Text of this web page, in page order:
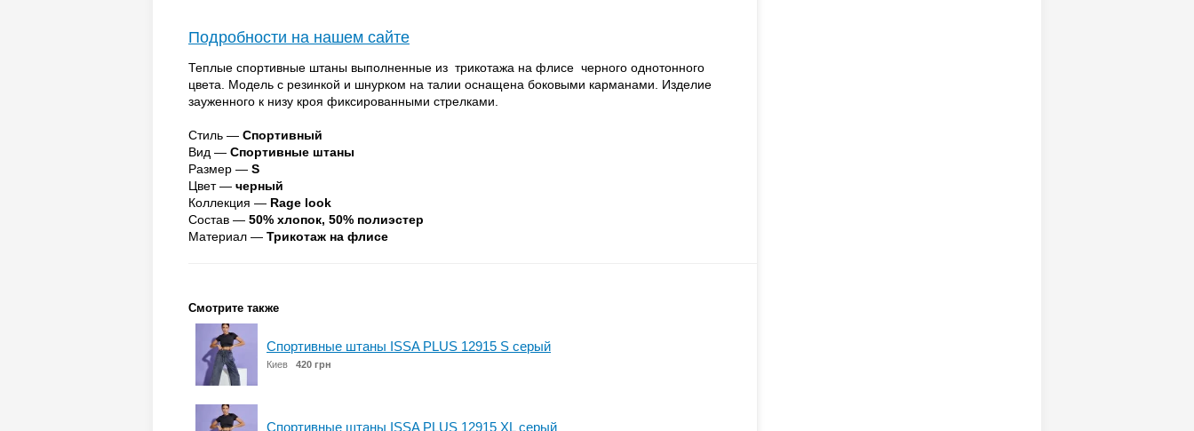
Подробности на нашем сайте
Теплые спортивные штаны выполненные из трикотажа на флисе черного однотонного
цвета. Модель с резинкой и шнурком на талии оснащена боковыми карманами. Изделие
зауженного к низу кроя фиксированными стрелками.
Стиль — Спортивный
Вид — Спортивные штаны
Размер — S
Цвет — черный
Коллекция — Rage look
Состав — 50% хлопок, 50% полиэстер
Материал — Трикотаж на флисе
Смотрите также
Спортивные штаны ISSA PLUS 12915 S серый
Киев 420 грн
Спортивные штаны ISSA PLUS 12915 XL серый